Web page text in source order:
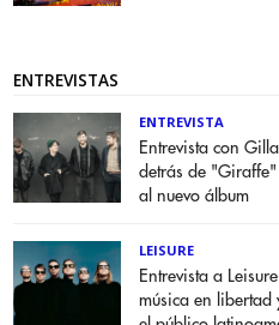
ENTREVISTAS
ENTREVISTA
Entrevista con
detrás de
al nuevo álbum
LEISURE
Entrevista a
música en libertad